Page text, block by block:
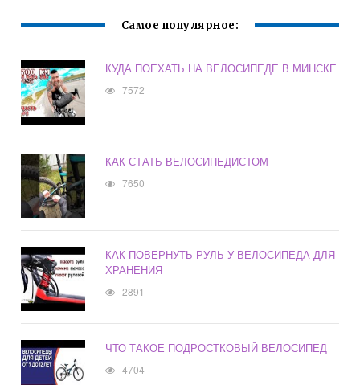
Самое популярное:
КУДА ПОЕХАТЬ НА ВЕЛОСИПЕДЕ В МИНСКЕ
7572
КАК СТАТЬ ВЕЛОСИПЕДИСТОМ
7650
КАК ПОВЕРНУТЬ РУЛЬ У ВЕЛОСИПЕДА ДЛЯ
ХРАНЕНИЯ
2891
ЧТО ТАКОЕ ПОДРОСТКОВЫЙ ВЕЛОСИПЕД
4704